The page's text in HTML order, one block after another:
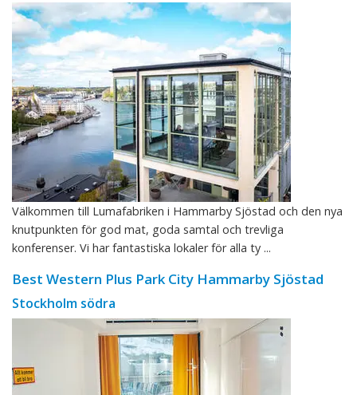
Välkommen till Lumafabriken i Hammarby Sjöstad och den nya
knutpunkten för god mat, goda samtal och trevliga
konferenser. Vi har fantastiska lokaler för alla ty ...
Best Western Plus Park City Hammarby Sjöstad
Stockholm södra